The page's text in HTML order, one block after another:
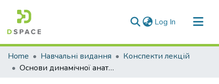
Log In (current)
Communities & Collections
All of DSpace
Home Навчальні видання
Конспекти лекцій
Основи динамічної анатомії: лекція № 4, модуль № 2 з курсу «Анатомія людини»